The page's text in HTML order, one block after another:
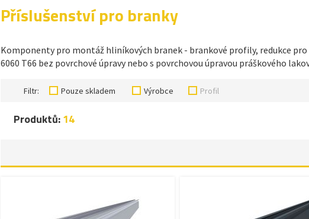
Příslušenství pro branky
Komponenty pro montáž hliníkových branek - brankové profily, redukce
6060 T66 bez povrchové úpravy nebo s povrchovou úpravou práškového
Filtr: Pouze skladem Výrobce Profil
Produktů:14